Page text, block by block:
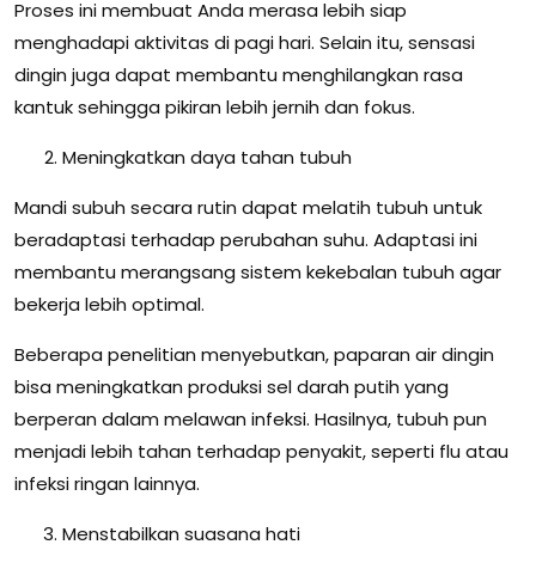
Proses ini membuat Anda merasa lebih siap
menghadapi aktivitas di pagi hari. Selain itu, sensasi
dingin juga dapat membantu menghilangkan rasa
kantuk sehingga pikiran lebih jernih dan fokus.
Meningkatkan daya tahan tubuh
Mandi subuh secara rutin dapat melatih tubuh untuk
beradaptasi terhadap perubahan suhu. Adaptasi ini
membantu merangsang sistem kekebalan tubuh agar
bekerja lebih optimal.
Beberapa penelitian menyebutkan, paparan air dingin
bisa meningkatkan produksi sel darah putih yang
berperan dalam melawan infeksi. Hasilnya, tubuh pun
menjadi lebih tahan terhadap penyakit, seperti flu atau
infeksi ringan lainnya.
Menstabilkan suasana hati